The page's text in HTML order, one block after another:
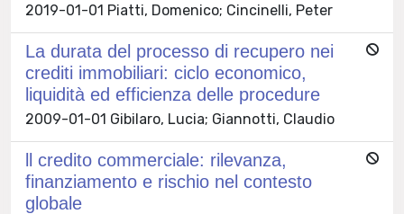
2019-01-01 Piatti, Domenico; Cincinelli, Peter
La durata del processo di recupero nei
crediti immobiliari: ciclo economico,
liquidità ed efficienza delle procedure
2009-01-01 Gibilaro, Lucia; Giannotti, Claudio
ll credito commerciale: rilevanza,
finanziamento e rischio nel contesto
globale